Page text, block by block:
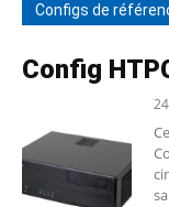
Configs de
Config